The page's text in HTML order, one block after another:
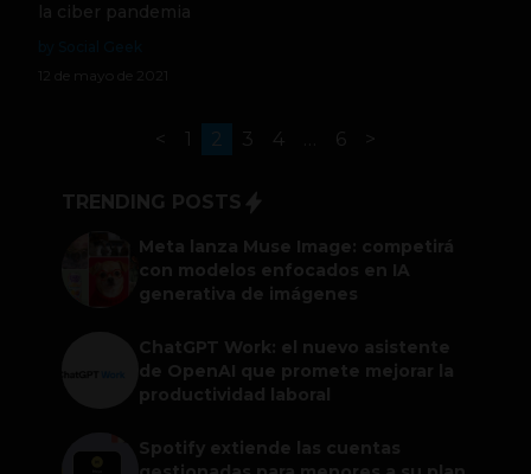
la ciber pandemia
12 de mayo de 2021
1 2 3 4 6
TRENDING POSTS
Meta lanza Muse Image: competirá
con modelos enfocados en IA
generativa de imágenes
ChatGPT Work: el nuevo asistente
de OpenAI que promete mejorar la
productividad laboral
Spotify extiende las cuentas